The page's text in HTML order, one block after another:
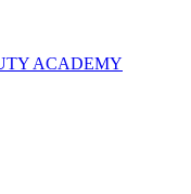
ACADEMY